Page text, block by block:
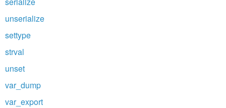
unserialize
settype
strval
unset
var_dump
var_export